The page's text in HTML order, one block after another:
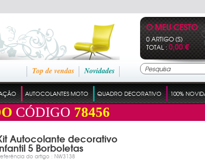
Novidades
Top de vendas
O MEU CESTO
0 ARTIGO (S)
TOTAL :0,00 €
AUTOCOLANTES MOTO QUADRO DECORATIVO 100%
CÓDIGO 78456
Autocolante decorativo
5 Borboletas
do artigo : NW3138